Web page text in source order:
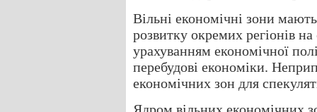
Вільні економічні зони
розвитку окремих регіонів
урахуванням економічної
перебудові економіки.
економічних зон для